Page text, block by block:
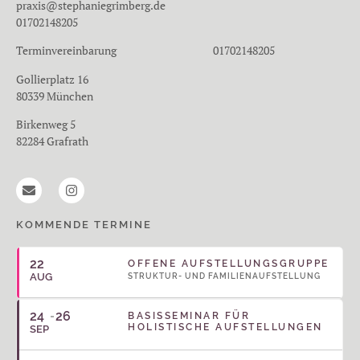
praxis@stephaniegrimberg.de
01702148205
Terminvereinbarung 01702148205
Gollierplatz 16
80339 München
Birkenweg 5
82284 Grafrath
KOMMENDE TERMINE
22
AUG
OFFENE AUFSTELLUNGSGRUPPE
STRUKTUR- UND FAMILIENAUFSTELLUNG
24
SEP
26
BASISSEMINAR FÜR
HOLISTISCHE AUFSTELLUNGEN